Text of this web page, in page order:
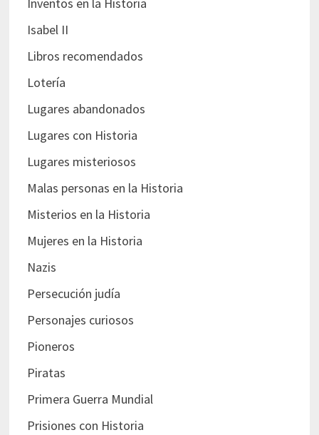
Isabel II
Libros recomendados
Lotería
Lugares abandonados
Lugares con Historia
Lugares misteriosos
Malas personas en la Historia
Misterios en la Historia
Mujeres en la Historia
Nazis
Persecución judía
Personajes curiosos
Pioneros
Piratas
Primera Guerra Mundial
Prisiones con Historia